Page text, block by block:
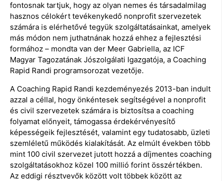
fontosnak tartjuk, hogy az olyan nemes és társadalmilag
hasznos célokért tevékenykedő nonprofit szervezetek
számára is elérhetővé tegyük szolgáltatásainkat, amelyek
más módon nem juthatnának hozzá ehhez a fejlesztési
formához – mondta van der Meer Gabriella, az ICF
Magyar Tagozatának Jószolgálati Igazgatója, a Coaching
Rapid Randi programsorozat vezetője.
A Coaching Rapid Randi kezdeményezés 2013-ban indult
azzal a céllal, hogy önkéntesek segítségével a nonprofit
és civil szervezetek számára is biztosítsa a coaching
folyamat előnyeit, támogassa érdekérvényesítő
képességeik fejlesztését, valamint egy tudatosabb, üzleti
szemléletű működés kialakítását. Az elmúlt években több
mint 100 civil szervezet jutott hozzá a díjmentes coaching
szolgáltatásokhoz közel 100 millió forint összértékben.
Az eddigi résztvevők között volt többek között az